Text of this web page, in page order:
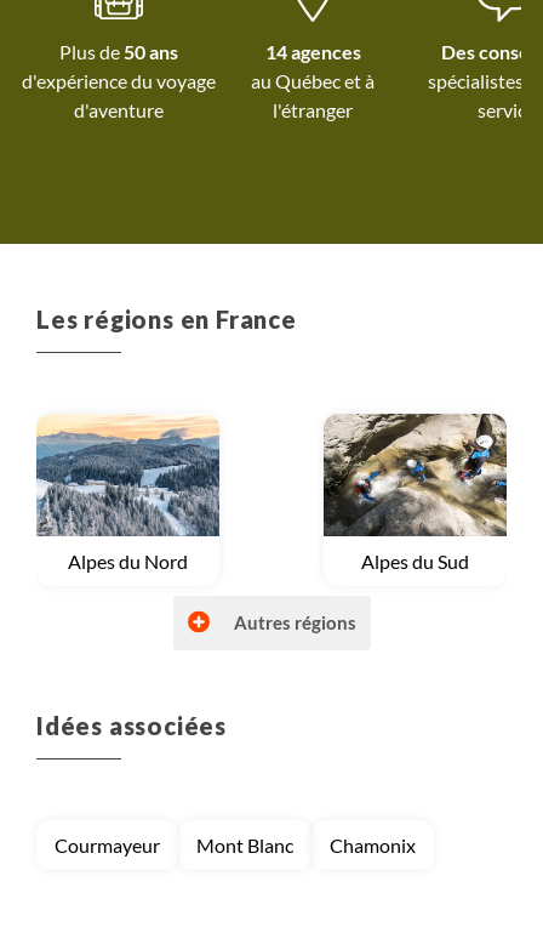
Plus de50 ans
d'expérience du voyage
d'aventure
14 agences
au Québec età
l'étranger
Des
spécialistes
service
Les régions en France
Voyage
Alpes du Nord Voyage
Alpes du Sud
Voyage
Autres régions (France)
Autres régions
Idées associées
Courmayeur Mont Blanc Chamonix